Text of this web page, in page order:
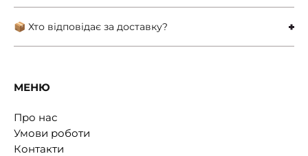
📦 Хто відповідає за доставку?
МЕНЮ
Про нас
Умови роботи
Контакти